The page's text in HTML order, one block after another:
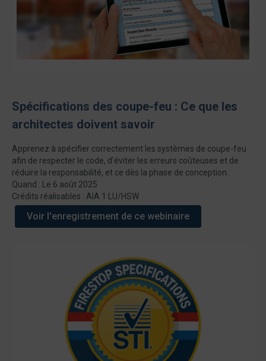
Spécifications des coupe-feu : Ce que les
architectes doivent savoir
Apprenez à spécifier correctement les systèmes de coupe-feu
afin de respecter le code, d'éviter les erreurs coûteuses et de
réduire la responsabilité, et ce dès la phase de conception.
Quand : Le 6 août 2025
Crédits réalisables : AIA 1 LU/HSW
Voir l'enregistrement de ce webinaire